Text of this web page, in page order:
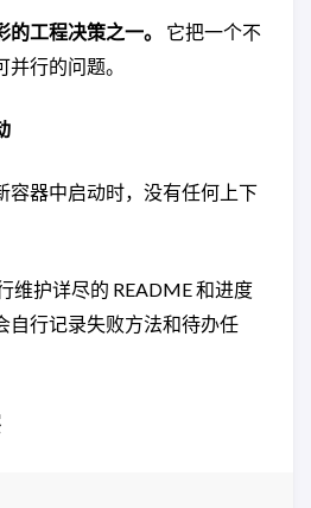
工程决策之一。
它把一个不
行的问题。
容器中启动时，没有任何上下
维护详尽的 README 和进度
自行记录失败方法和待办任